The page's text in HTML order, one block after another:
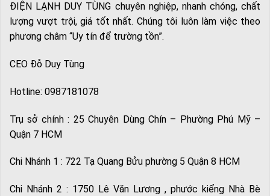
ĐIỆN LẠNH DUY TÙNG chuyên nghiệp, nhanh chóng, chất
lượng vượt trội, giá tốt nhất. Chúng tôi luôn làm việc theo
phương châm “Uy tín để trường tồn”.
CEO Đỗ Duy Tùng
Hotline: 0987181078
Trụ sở chính : 25 Chuyên Dùng Chín – Phường Phú Mỹ –
Quận 7 HCM
Chi Nhánh 1 : 722 Tạ Quang Bửu phường 5 Quận 8 HCM
Chi Nhánh 2 : 1750 Lê Văn Lương , phước kiểng Nhà Bè